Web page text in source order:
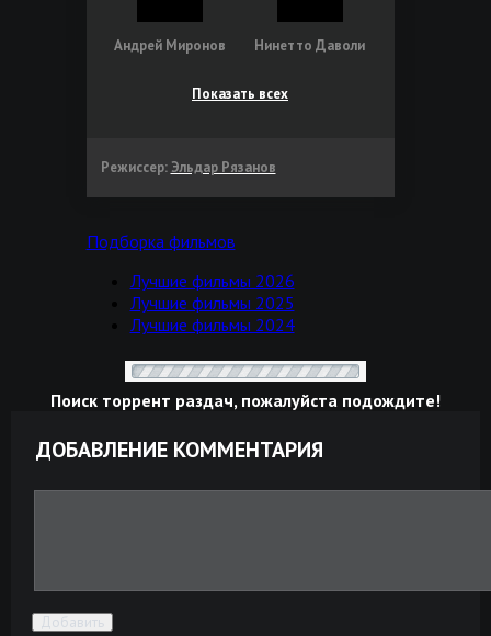
Андрей Миронов Нинетто Даволи
Показать всех
Режиссер: Эльдар Рязанов
Подборка фильмов
Лучшие фильмы 2026
Лучшие фильмы 2025
Лучшие фильмы 2024
Поиск торрент раздач, пожалуйста подождите!
ДОБАВЛЕНИЕ КОММЕНТАРИЯ
Добавить